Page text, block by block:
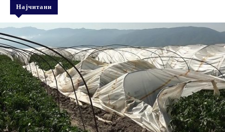
Најчитани